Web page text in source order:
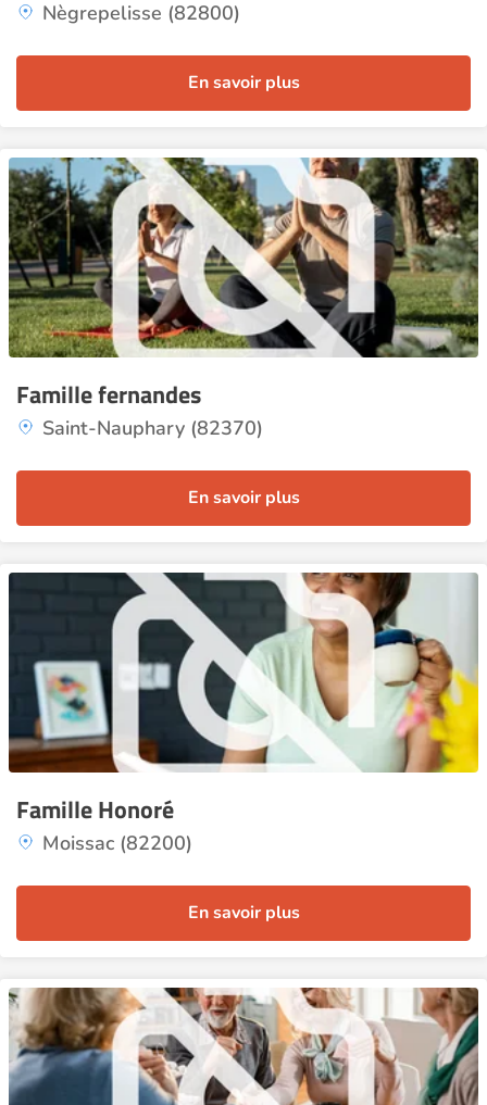
Nègrepelisse (82800)
En savoir plus
Famille fernandes
Saint-Nauphary (82370)
En savoir plus
Famille Honoré
Moissac (82200)
En savoir plus